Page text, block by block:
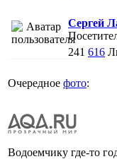
Сергей
241 616
Очередное фото:
Водоемчику где-то